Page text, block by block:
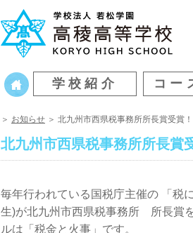
学校紹介 コー
＞ お知らせ ＞ 北九州市西県税事務所所長賞受賞！
北九州市西県税事務所所長賞
毎年行われている国税庁主催の 「税
生)が北九州市西県税事務所 所長賞
ルは「税金と火事」です。